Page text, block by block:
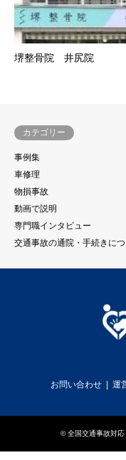
堺整骨院 井尻院
カテゴリー
事例集
車修理
物損事故
動画で説明
専門職インタビュー
交通事故の通院・手続きに
お問い合わせ 運
©全国交通事故対